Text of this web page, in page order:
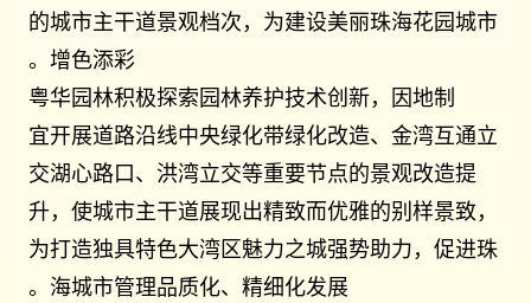
的城市主干道景观档次，为建设美丽珠海花园城市
增色添彩。
粤华园林积极探索园林养护技术创新，因地制
宜开展道路沿线中央绿化带绿化改造、金湾互通立
交湖心路口、洪湾立交等重要节点的景观改造提
升，使城市主干道展现出精致而优雅的别样景致，
为打造独具特色大湾区魅力之城强势助力，促进珠
海城市管理品质化、精细化发展。